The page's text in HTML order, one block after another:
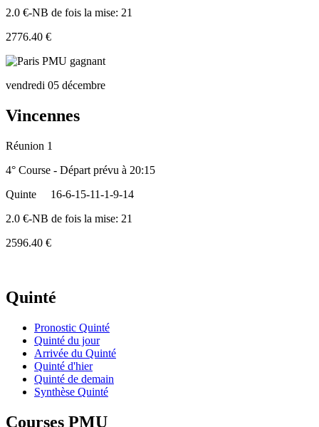
2.0 €-NB de fois la mise: 21
2776.40 €
vendredi 05 décembre
Vincennes
Réunion 1
4° Course - Départ prévu à 20:15
Quinte
16-6-15-11-1-9-14
2.0 €-NB de fois la mise: 21
2596.40 €
Quinté
Pronostic Quinté
Quinté du jour
Arrivée du Quinté
Quinté d'hier
Quinté de demain
Synthèse Quinté
Courses PMU